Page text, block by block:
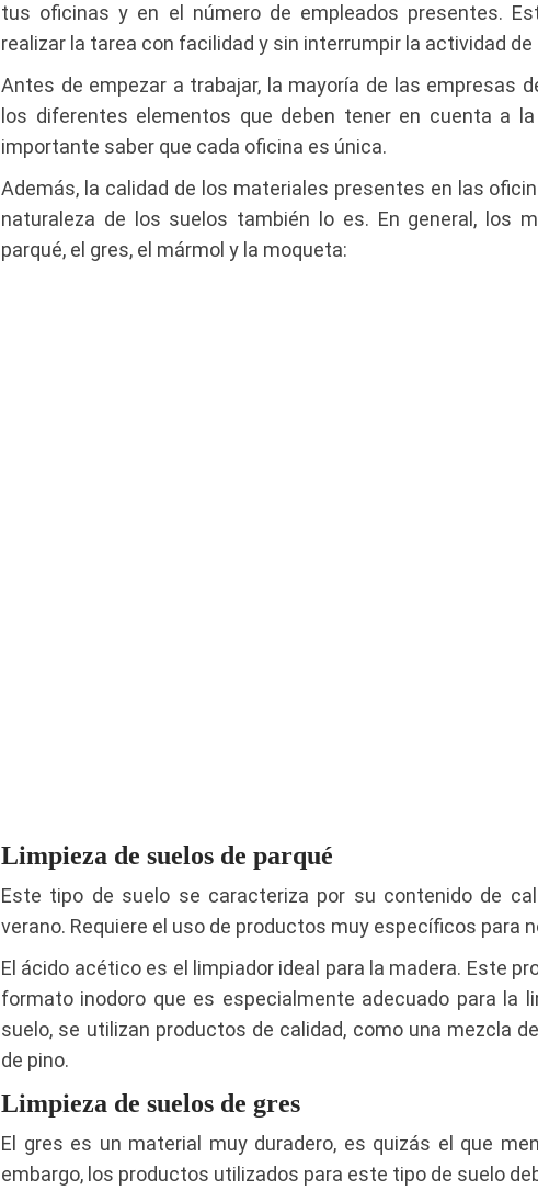
tus oficinas y en el número de empleados presentes.
realizar la tarea con facilidad y sin interrumpir la actividad
Antes de empezar a trabajar, la mayoría de las empresas
los diferentes elementos que deben tener en cuenta a
importante saber que cada oficina es única.
Además, la calidad de los materiales presentes en las
naturaleza de los suelos también lo es. En general, los
parqué, el gres, el mármol y la moqueta:
Limpieza de suelos de parqué
Este tipo de suelo se caracteriza por su contenido de
verano. Requiere el uso de productos muy específicos para
El ácido acético es el limpiador ideal para la madera. Este
formato inodoro que es especialmente adecuado para la
suelo, se utilizan productos de calidad, como una mezcla
de pino.
Limpieza de suelos de gres
El gres es un material muy duradero, es quizás el que
embargo, los productos utilizados para este tipo de suelo